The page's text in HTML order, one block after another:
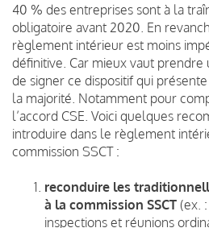
40 % des entreprises sont à la
obligatoire avant 2020. En
règlement intérieur est moins
définitive. Car mieux vaut prendre
de signer ce dispositif qui
la majorité. Notamment pour
l’accord CSE. Voici quelques
introduire dans le règlement
commission SSCT :
reconduire les
à la commission SSCT (ex.
inspections et réunions